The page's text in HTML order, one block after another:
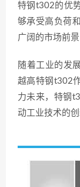
特钢t302的优
够承受高负荷
广阔的市场前景
随着工业的发
越高特钢t302
力未来，特钢
动工业技术的